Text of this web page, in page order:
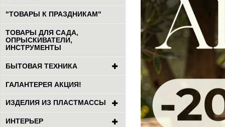
"ТОВАРЫ К ПРАЗДНИКАМ"
ТОВАРЫ ДЛЯ САДА,
ОПРЫСКИВАТЕЛИ,
ИНСТРУМЕНТЫ
БЫТОВАЯ ТЕХНИКА
ГАЛАНТЕРЕЯ АКЦИЯ!
ИЗДЕЛИЯ ИЗ ПЛАСТМАССЫ
ИНТЕРЬЕР